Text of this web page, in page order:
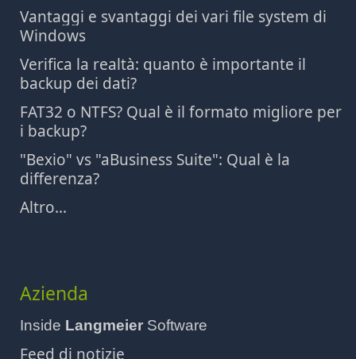
Vantaggi e svantaggi dei vari file system di
Windows
Verifica la realtà: quanto è importante il
backup dei dati?
FAT32 o NTFS? Qual è il formato migliore per
i backup?
"Bexio" vs "aBusiness Suite": Qual è la
differenza?
Altro...
Azienda
Inside Langmeier Software
Feed di notizie